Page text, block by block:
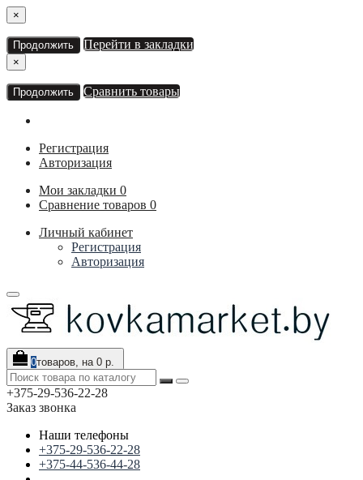
×
Продолжить Перейти в закладки
×
Продолжить Сравнить товары
Регистрация
Авторизация
Мои закладки 0
Сравнение товаров 0
Личный кабинет
Регистрация
Авторизация
0товаров, на 0 р.
+375-29-536-22-28
Заказ звонка
Наши телефоны
+375-29-536-22-28
+375-44-536-44-28